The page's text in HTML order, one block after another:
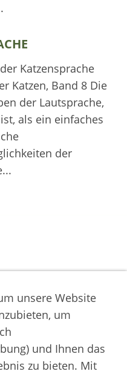
Katzensprache
Katzen, Band 8 Die
der Lautsprache,
als ein einfaches
der
unsere Website
um
und Ihnen das
zu bieten. Mit